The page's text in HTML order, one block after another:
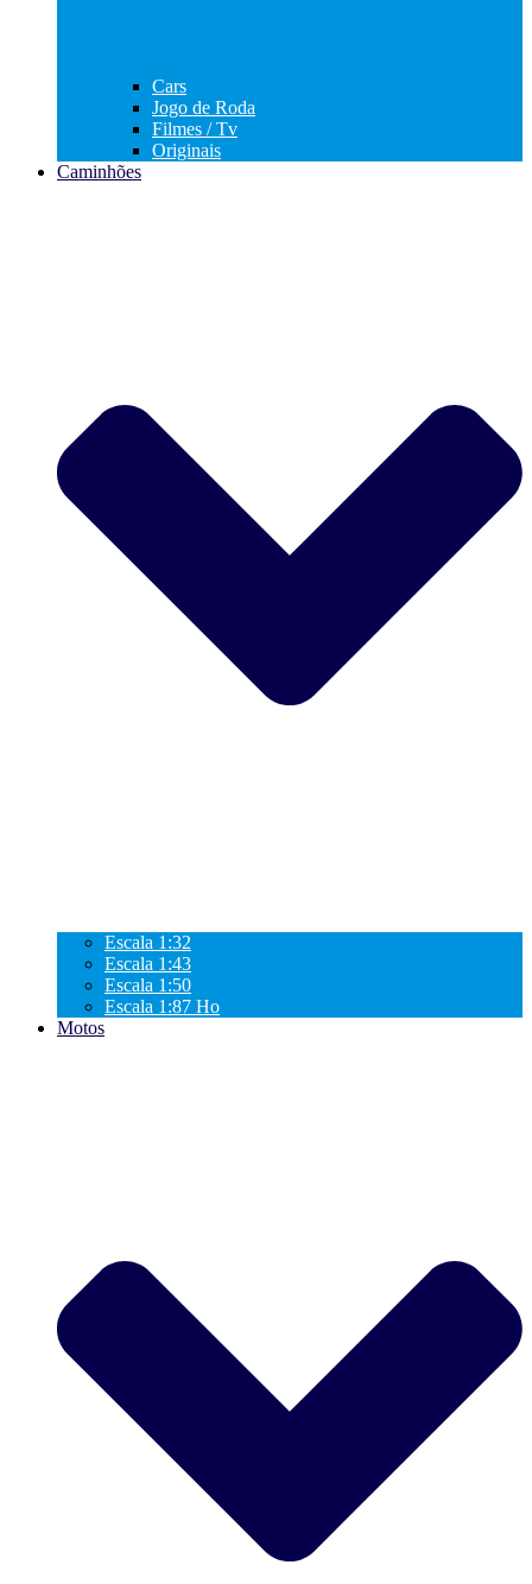
Cars
Jogo de Roda
Filmes / Tv
Originais
Caminhões
Escala 1:32
Escala 1:43
Escala 1:50
Escala 1:87 Ho
Motos